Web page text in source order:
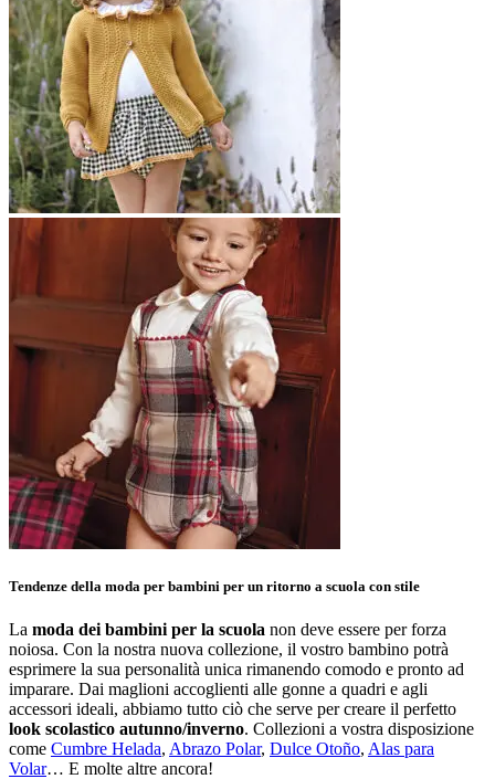
Tendenze della moda per bambini per un ritorno a scuola con stile
La moda dei bambini per la scuola non deve essere per forza
noiosa. Con la nostra nuova collezione, il vostro bambino potrà
esprimere la sua personalità unica rimanendo comodo e pronto ad
imparare. Dai maglioni accoglienti alle gonne a quadri e agli
accessori ideali, abbiamo tutto ciò che serve per creare il perfetto
look scolastico autunno/inverno. Collezioni a vostra disposizione
come Cumbre Helada, Abrazo Polar, Dulce Otoño, Alas para
Volar… E molte altre ancora!